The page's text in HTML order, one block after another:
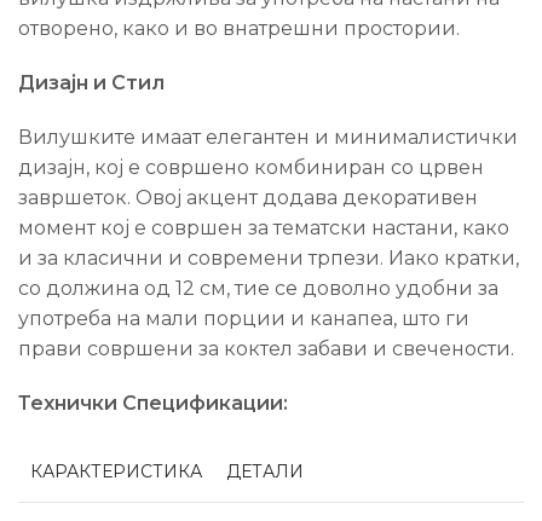
отворено, како и во внатрешни простории.
Дизајн и Стил
Вилушките имаат елегантен и минималистички
дизајн, кој е совршено комбиниран со црвен
завршеток. Овој акцент додава декоративен
момент кој е совршен за тематски настани, како
и за класични и современи трпези. Иако кратки,
со должина од 12 см, тие се доволно удобни за
употреба на мали порции и канапеа, што ги
прави совршени за коктел забави и свечености.
Технички Спецификации:
КАРАКТЕРИСТИКА ДЕТАЛИ